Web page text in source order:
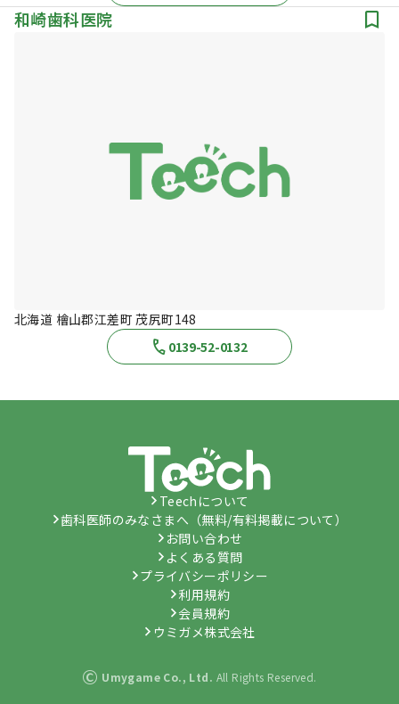
和崎歯科医院
北海道 檜山郡江差町 茂尻町148
0139-52-0132
Teechについて
歯科医師のみなさまへ（無料/有料掲載について）
お問い合わせ
よくある質問
プライバシーポリシー
利用規約
会員規約
ウミガメ株式会社
© Umygame Co., Ltd. All Rights Reserved.